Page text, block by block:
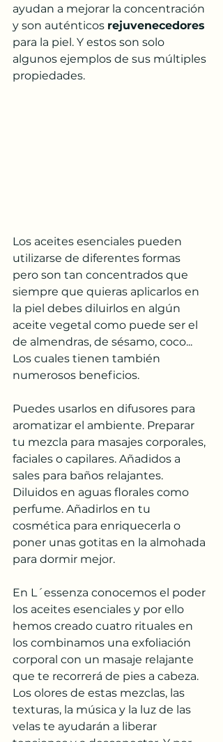
ayudan a mejorar la concentración
y son auténticos rejuvenecedores
para la piel. Y estos son solo
algunos ejemplos de sus múltiples
propiedades.
Los aceites esenciales pueden
utilizarse de diferentes formas
pero son tan concentrados que
siempre que quieras aplicarlos en
la piel debes diluirlos en algún
aceite vegetal como puede ser el
de almendras, de sésamo, coco...
Los cuales tienen también
numerosos beneficios.
Puedes usarlos en difusores para
aromatizar el ambiente. Preparar
tu mezcla para masajes corporales,
faciales o capilares. Añadidos a
sales para baños relajantes.
Diluidos en aguas florales como
perfume. Añadirlos en tu
cosmética para enriquecerla o
poner unas gotitas en la almohada
para dormir mejor.
En L´essenza conocemos el poder
los aceites esenciales y por ello
hemos creado cuatro rituales en
los combinamos una exfoliación
corporal con un masaje relajante
que te recorrerá de pies a cabeza.
Los olores de estas mezclas, las
texturas, la música y la luz de las
velas te ayudarán a liberar